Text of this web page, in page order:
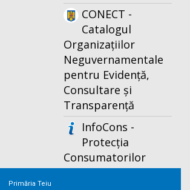
CONECT -
Catalogul
Organizațiilor
Neguvernamentale
pentru Evidență,
Consultare și
Transparență
InfoCons -
Protecția
Consumatorilor
Primăria Teiu